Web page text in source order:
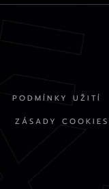
PODMÍNKY UŽITÍ
ZÁSADY COOKIES